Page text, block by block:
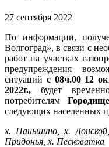
27 сентября 2022
По информации,
Волгоград», в связи с
работ на участках
предупреждения
ситуаций с 08ч.00 12
2022г., будет
потребителям
следующих населенных
х. Паньшино, х.
Придонья, х. Песковатка